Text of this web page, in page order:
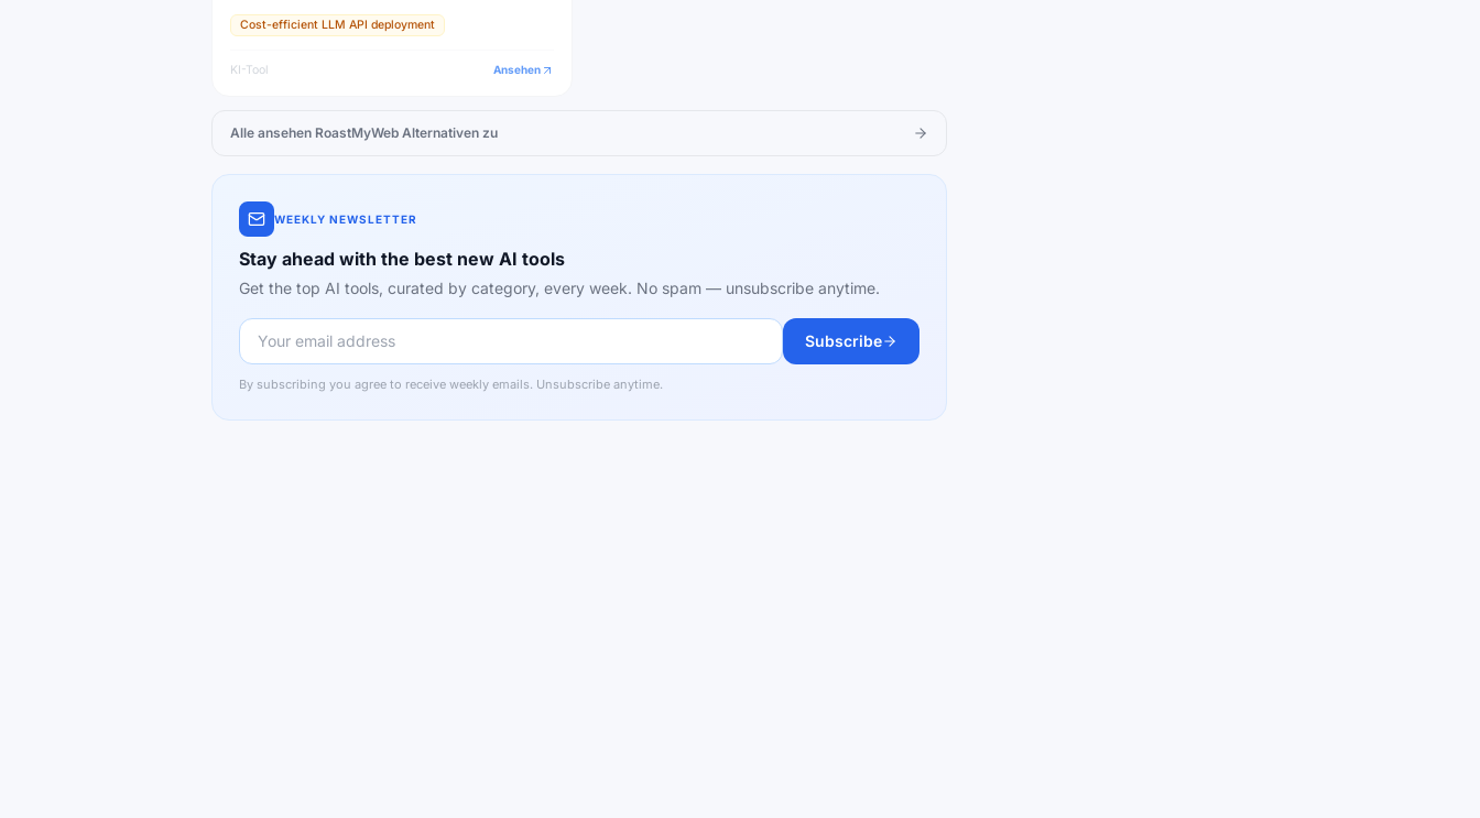
Cost-efficient LLM API deployment
KI-Tool Ansehen
Alle ansehen RoastMyWeb Alternativen zu
WEEKLY NEWSLETTER
Stay ahead with the best new AI tools
Get the top AI tools, curated by category, every week. No spam — unsubscribe anytime.
Subscribe
By subscribing you agree to receive weekly emails. Unsubscribe anytime.